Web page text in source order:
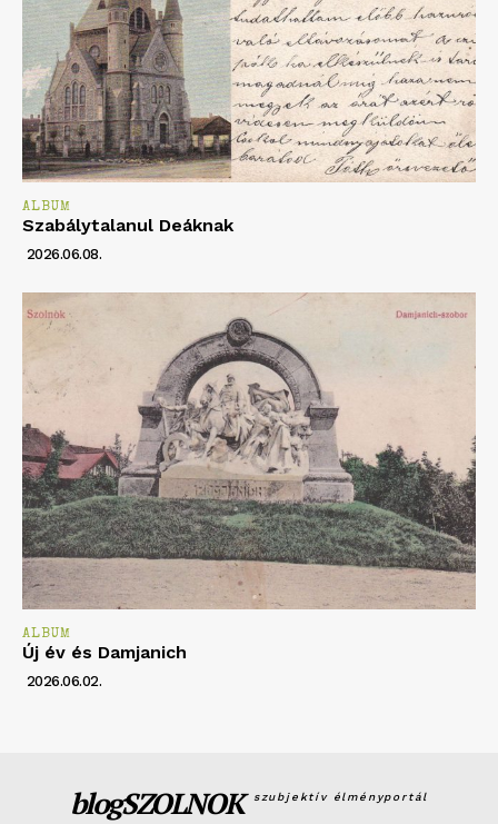
ALBUM
Szabálytalanul Deáknak
2026.06.08.
ALBUM
Új év és Damjanich
2026.06.02.
blogSZOLNOK szubjektív élményportál